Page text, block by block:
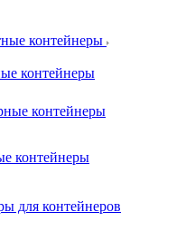
контейнеры
контейнеры
контейнеры
контейнеры
для контейнеров